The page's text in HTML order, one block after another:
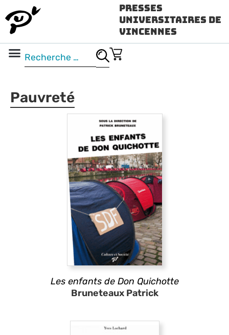
Presses
Universitaires de
Vincennes
Pauvreté
Les enfants de Don Quichotte
Bruneteaux Patrick